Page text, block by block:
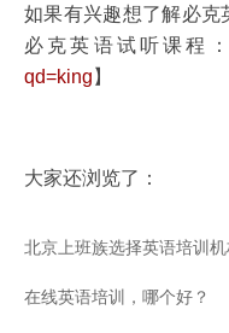
如果有兴趣想了解必克
必克英语试听课程
qd=king 】
大家还浏览了：
北京上班族选择英语培训
在线英语培训，哪个好？